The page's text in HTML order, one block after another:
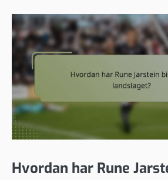
Hvordan har Rune